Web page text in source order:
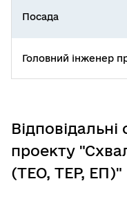
Посада
Головний інженер
Відповідальні
проекту
(ТЕО, ТЕР, ЕП)"